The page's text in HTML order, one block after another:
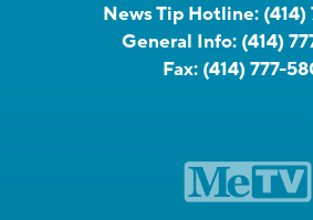
News Tip Hotline:
General Info: (414)
Fax: (414) 777-